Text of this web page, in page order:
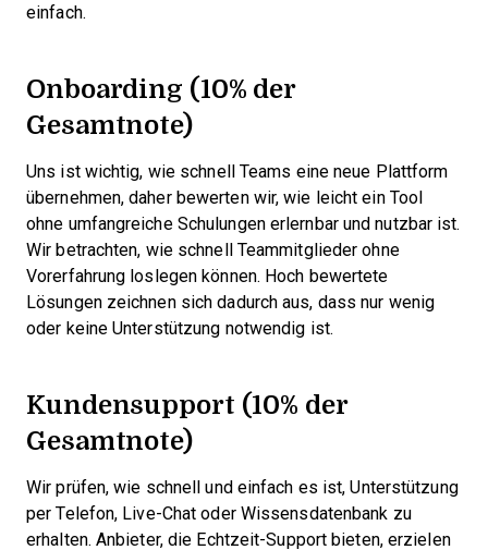
einfach.
Onboarding (10% der
Gesamtnote)
Uns ist wichtig, wie schnell Teams eine neue Plattform
übernehmen, daher bewerten wir, wie leicht ein Tool
ohne umfangreiche Schulungen erlernbar und nutzbar ist.
Wir betrachten, wie schnell Teammitglieder ohne
Vorerfahrung loslegen können. Hoch bewertete
Lösungen zeichnen sich dadurch aus, dass nur wenig
oder keine Unterstützung notwendig ist.
Kundensupport (10% der
Gesamtnote)
Wir prüfen, wie schnell und einfach es ist, Unterstützung
per Telefon, Live-Chat oder Wissensdatenbank zu
erhalten. Anbieter, die Echtzeit-Support bieten, erzielen